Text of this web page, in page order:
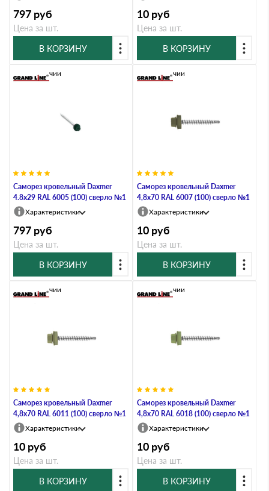
797 руб
Цена за шт.
В КОРЗИНУ
10 руб
Цена за шт.
В КОРЗИНУ
Саморез кровельный Daxmer
4.8х29 RAL 6005 (100) сверло №1
В наличии
Характеристики
797 руб
Цена за шт.
В КОРЗИНУ
Саморез кровельный Daxmer
4,8х70 RAL 6007 (100) сверло №1
В наличии
Характеристики
10 руб
Цена за шт.
В КОРЗИНУ
Саморез кровельный Daxmer
4,8х70 RAL 6011 (100) сверло №1
В наличии
Характеристики
10 руб
Цена за шт.
В КОРЗИНУ
Саморез кровельный Daxmer
4,8х70 RAL 6018 (100) сверло №1
В наличии
Характеристики
10 руб
Цена за шт.
В КОРЗИНУ